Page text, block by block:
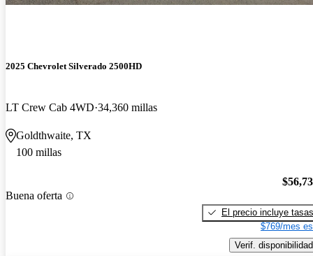
2025 Chevrolet Silverado 2500HD
LT Crew Cab 4WD 34,360 millas
Goldthwaite, TX
100 millas
Buena oferta
El precio incluye tasas
$769/mes
Verif. disponibilidad